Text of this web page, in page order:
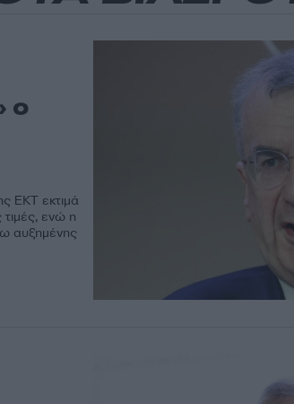
ο
ΕΚΤ εκτιμά
τιμές, ενώ η
αυξημένης